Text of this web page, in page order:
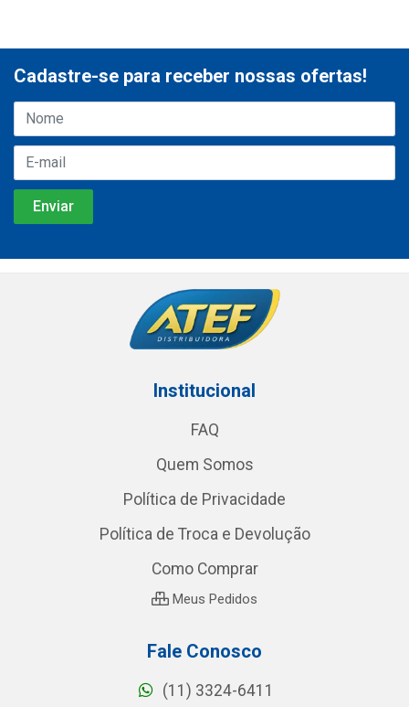
Cadastre-se para receber nossas ofertas!
Institucional
FAQ
Quem Somos
Política de Privacidade
Política de Troca e Devolução
Como Comprar
Meus Pedidos
Fale Conosco
(11) 3324-6411